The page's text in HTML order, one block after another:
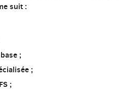
suit :
;
;
;